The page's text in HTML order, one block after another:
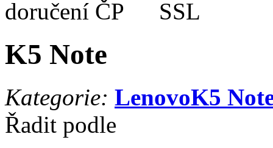
K5 Note
Kategorie: LenovoK5
Řadit podle